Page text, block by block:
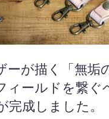
ーが描く「無垢
ィールドを繋ぐ
完成しました。